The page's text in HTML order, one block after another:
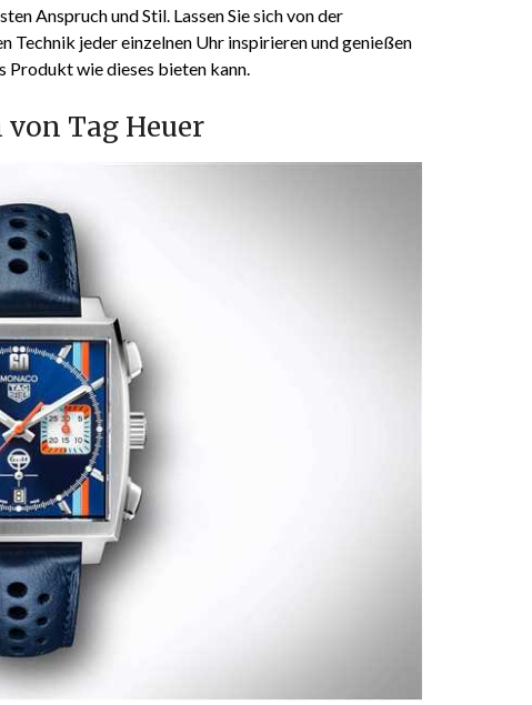
Anspruch und Stil. Lassen Sie sich von der
jeder einzelnen Uhr inspirieren und genießen
Produkt wie dieses bieten kann.
Tag Heuer